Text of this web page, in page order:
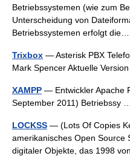
Betriebssystemen (wie zum
Unterscheidung von
Betriebssystemen erfolgt
Trixbox — Asterisk PBX
Mark Spencer Aktuelle
XAMPP — Entwickler Apache
September 2011) Betriebssy
LOCKSS — (Lots Of Copies
amerikanisches Open Source
digitaler Objekte, das 1998